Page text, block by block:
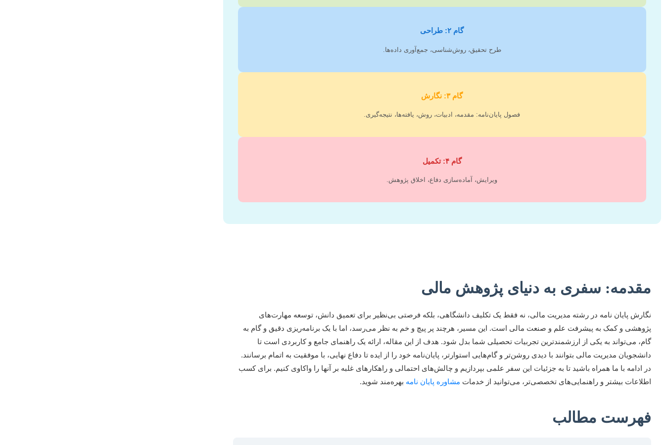
گام ۲: طراحی
طرح تحقیق، روش‌شناسی، جمع‌آوری داده‌ها.
گام ۳: نگارش
فصول پایان‌نامه: مقدمه، ادبیات، روش، یافته‌ها، نتیجه‌گیری.
گام ۴: تکمیل
ویرایش، آماده‌سازی دفاع، اخلاق پژوهش.
مقدمه: سفری به دنیای پژوهش مالی
نگارش پایان نامه در رشته مدیریت مالی، نه فقط یک تکلیف دانشگاهی، بلکه فرصتی بی‌نظیر برای تعمیق دانش، توسعه مهارت‌های
پژوهشی و کمک به پیشرفت علم و صنعت مالی است. این مسیر، هرچند پر پیچ و خم به نظر می‌رسد، اما با یک برنامه‌ریزی دقیق و گام به
گام، می‌تواند به یکی از ارزشمندترین تجربیات تحصیلی شما بدل شود. هدف از این مقاله، ارائه یک راهنمای جامع و کاربردی است تا
دانشجویان مدیریت مالی بتوانند با دیدی روشن‌تر و گام‌هایی استوارتر، پایان‌نامه خود را از ایده تا دفاع نهایی، با موفقیت به اتمام برسانند.
در ادامه با ما همراه باشید تا به جزئیات این سفر علمی بپردازیم و چالش‌های احتمالی و راهکارهای غلبه بر آنها را واکاوی کنیم. برای کسب
اطلاعات بیشتر و راهنمایی‌های تخصصی‌تر، می‌توانید از خدمات مشاوره پایان نامه بهره‌مند شوید.
فهرست مطالب